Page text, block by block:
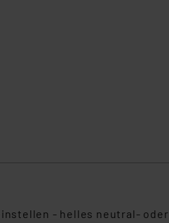
- helles neutral- oder